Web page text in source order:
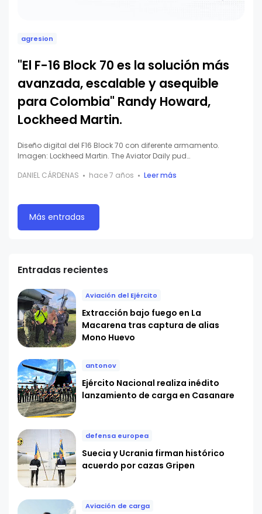
agresion
"El F-16 Block 70 es la solución más
avanzada, escalable y asequible
para Colombia" Randy Howard,
Lockheed Martin.
Diseño digital del F16 Block 70 con diferente armamento.
Imagen: Lockheed Martin. The Aviator Daily pud…
DANIEL CÁRDENAS
hace 7 años Leer más
Más entradas
Entradas recientes
Aviación del Ejército
Extracción bajo fuego en La
Macarena tras captura de alias
Mono Huevo
antonov
Ejército Nacional realiza inédito
lanzamiento de carga en Casanare
defensa europea
Suecia y Ucrania firman histórico
acuerdo por cazas Gripen
Aviación de carga